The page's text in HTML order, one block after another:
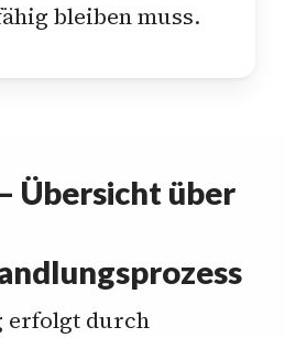
bleiben muss.
Übersicht über
erfolgt durch